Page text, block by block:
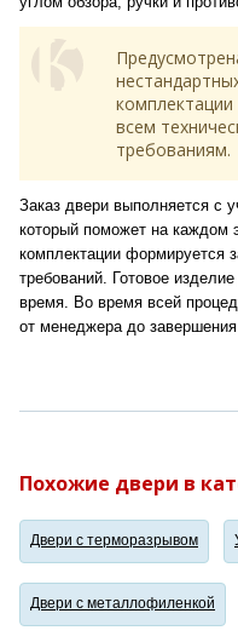
комплектации
всем
требованиям.
Заказ двери выполняется с
который поможет на каждом
комплектации формируется
требований. Готовое
время. Во время всей
от менеджера до завершения
Похожие двери в
Двери с терморазрывом
Двери с металлофиленкой